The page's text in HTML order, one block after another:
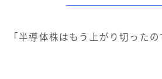
「半導体株はもう上がり切ったの